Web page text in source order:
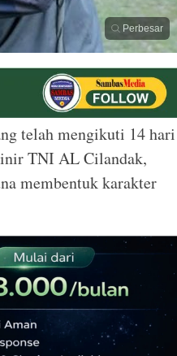
Perbesar
telah mengikuti 14 hari
TNI AL Cilandak,
membentuk karakter